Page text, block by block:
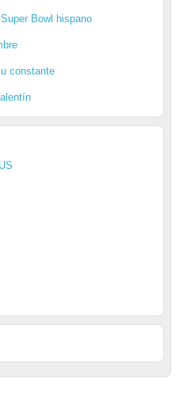
Bowl hispano
constante